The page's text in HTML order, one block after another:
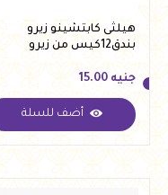
هيلثى كابتشينو زيرو
بندق12كيس من زيرو
جنيه
جنيه 15.00
أضف للسلة